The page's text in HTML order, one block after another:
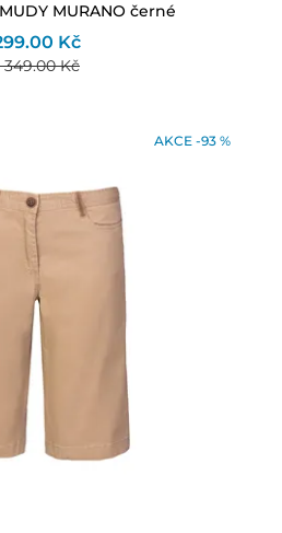
MURANO černé
Kč
349.00 Kč
AKCE -93 %